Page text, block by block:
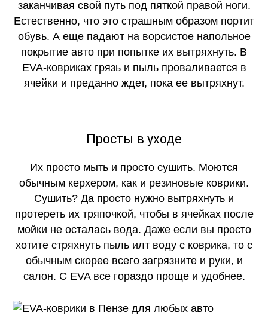
заканчивая свой путь под пяткой правой ноги.
Естественно, что это страшным образом портит
обувь. А еще падают на ворсистое напольное
покрытие авто при попытке их вытряхнуть. В
EVA-ковриках грязь и пыль проваливается в
ячейки и преданно ждет, пока ее вытряхнут.
Просты в уходе
Их просто мыть и просто сушить. Моются
обычным керхером, как и резиновые коврики.
Сушить? Да просто нужно вытряхнуть и
протереть их тряпочкой, чтобы в ячейках после
мойки не осталась вода. Даже если вы просто
хотите стряхнуть пыль илт воду с коврика, то с
обычным скорее всего загрязните и руки, и
салон. С EVA все гораздо проще и удобнее.